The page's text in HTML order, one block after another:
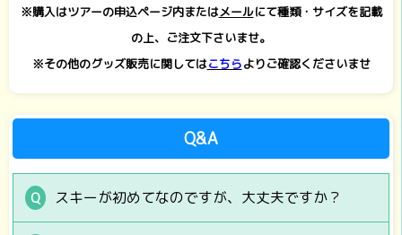
※購入はツアーの申込ページ内またはメールにて種類・サイズを記載
の上、ご注文下さいませ。
※その他のグッズ販売に関してはこちらよりご確認くださいませ
Q&A
スキーが初めてなのですが、大丈夫ですか？